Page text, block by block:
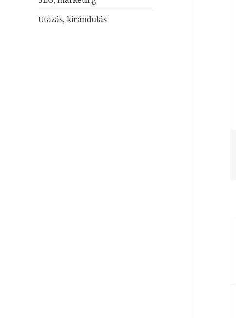
Utazás, kirándulás